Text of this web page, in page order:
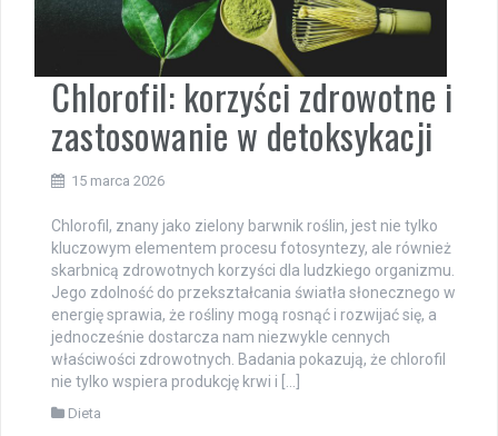
Chlorofil: korzyści zdrowotne i
zastosowanie w detoksykacji
15 marca 2026
Chlorofil, znany jako zielony barwnik roślin, jest nie tylko
kluczowym elementem procesu fotosyntezy, ale również
skarbnicą zdrowotnych korzyści dla ludzkiego organizmu.
Jego zdolność do przekształcania światła słonecznego w
energię sprawia, że rośliny mogą rosnąć i rozwijać się, a
jednocześnie dostarcza nam niezwykle cennych
właściwości zdrowotnych. Badania pokazują, że chlorofil
nie tylko wspiera produkcję krwi i […]
Dieta